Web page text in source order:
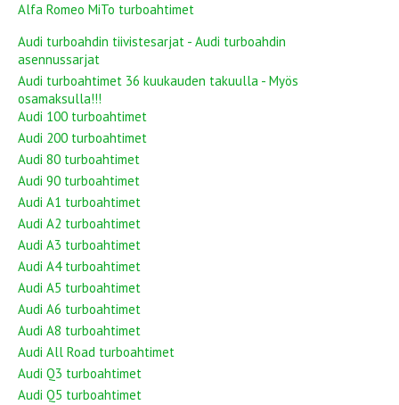
Alfa Romeo MiTo turboahtimet
Audi turboahdin tiivistesarjat - Audi turboahdin
asennussarjat
Audi turboahtimet 36 kuukauden takuulla - Myös
osamaksulla!!!
Audi 100 turboahtimet
Audi 200 turboahtimet
Audi 80 turboahtimet
Audi 90 turboahtimet
Audi A1 turboahtimet
Audi A2 turboahtimet
Audi A3 turboahtimet
Audi A4 turboahtimet
Audi A5 turboahtimet
Audi A6 turboahtimet
Audi A8 turboahtimet
Audi All Road turboahtimet
Audi Q3 turboahtimet
Audi Q5 turboahtimet